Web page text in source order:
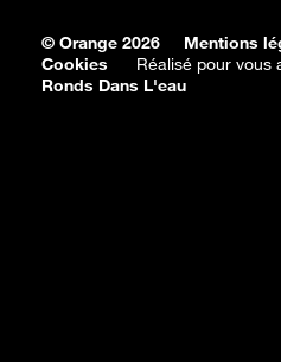
© Orange 2026 Mentions
Cookies
Réalisé pour vous
Ronds Dans L'eau